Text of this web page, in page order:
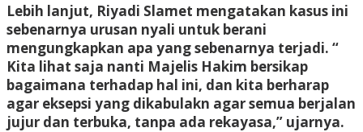
Lebih lanjut, Riyadi Slamet mengatakan kasus ini
sebenarnya urusan nyali untuk berani
mengungkapkan apa yang sebenarnya terjadi. “
Kita lihat saja nanti Majelis Hakim bersikap
bagaimana terhadap hal ini, dan kita berharap
agar eksepsi yang dikabulakn agar semua berjalan
jujur dan terbuka, tanpa ada rekayasa,” ujarnya.